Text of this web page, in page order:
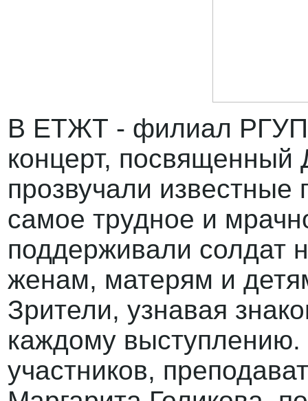
В ЕТЖТ - филиал
концерт,
прозвучали известные
самое трудное и
поддерживали солдат
женам, матерям и
Зрители, узнавая
каждому
участников,